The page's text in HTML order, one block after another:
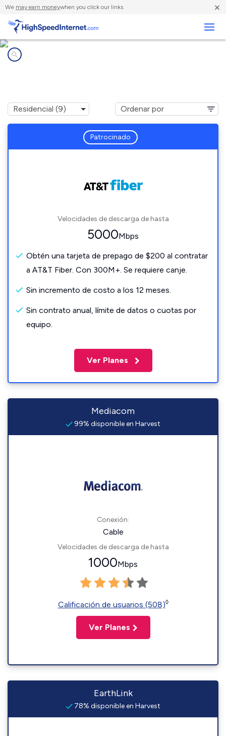
We may earn moneywhen you click our links. ×
Patrocinado
Velocidades de descarga de hasta
5000Mbps
Obtén una tarjeta de prepago de $200 al contratar
a AT&T Fiber. Con 300M+. Se requiere canje.
Sin incremento de costo a los 12 meses.
Sin contrato anual, límite de datos o cuotas por
equipo.
Ver Planes
Mediacom
99% disponible en Harvest
Conexión:
Cable
Velocidades de descarga de hasta
1000Mbps
Calificación de usuarios (508)◊
Ver Planes
EarthLink
78% disponible en Harvest